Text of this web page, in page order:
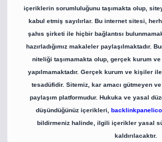
içeriklerin sorumluluğunu taşımakta olup,
kabul etmiş sayılırlar. Bu internet sitesi,
şahıs şirketi ile hiçbir bağlantısı
hazırladığımız makaleler paylaşılmaktadır.
niteliği taşımamakta olup, gerçek kurum
yapılmamaktadır. Gerçek kurum ve kişiler
tesadüfidir. Sitemiz, kar amacı gütmeyen
paylaşım platformudur. Hukuka ve yasal
düşündüğünüz içerikleri,
bildirmeniz halinde, ilgili içerikler yasal
kaldırılacaktır.